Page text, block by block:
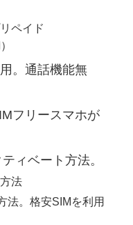
ペイド
。通話機能無
フリースマホが
ィベート方法。
法
法。格安SIMを利用